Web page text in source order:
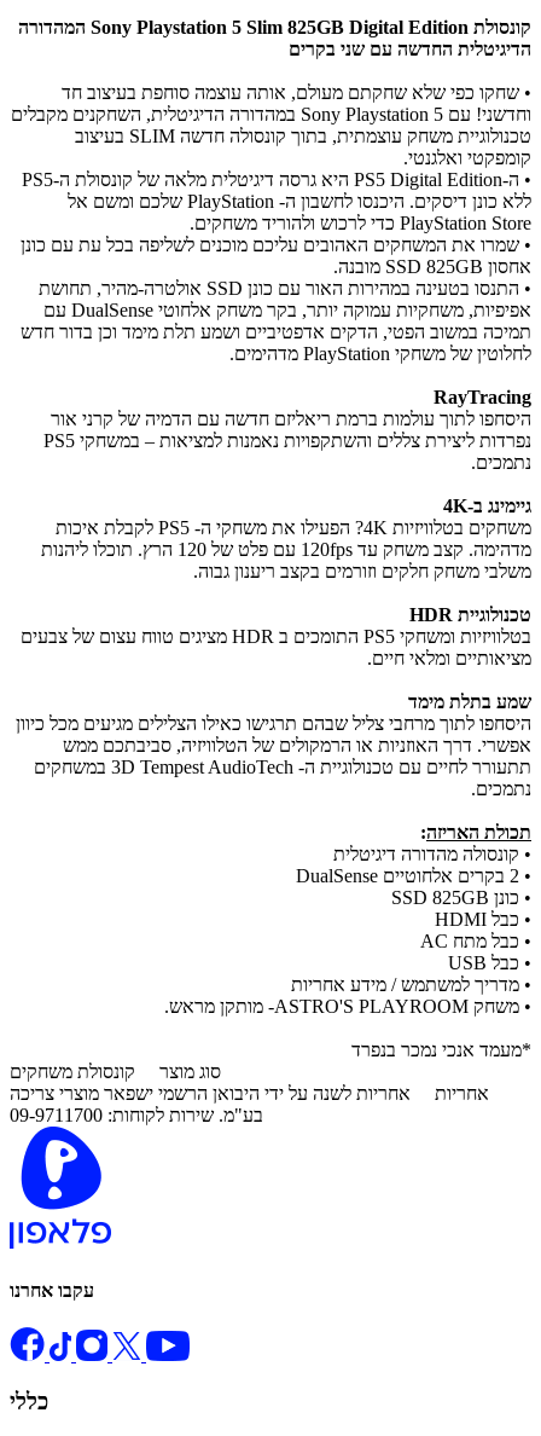
קונסולת Sony Playstation 5 Slim 825GB Digital Edition המהדורה
הדיגיטלית החדשה עם שני בקרים
• שחקו כפי שלא שחקתם מעולם, אותה עוצמה סוחפת בעיצוב חד
וחדשני! עם Sony Playstation 5
במהדורה הדיגיטלית, השחקנים מקבלים
טכנולוגיית משחק עוצמתית, בתוך קונסולה חדשה SLIM בעיצוב
קומפקטי ואלגנטי.
​• ה-PS5 Digital Edition היא גרסה דיגיטלית מלאה של קונסולת ה-PS5
ללא כונן דיסקים. היכנסו לחשבון ה- PlayStation שלכם ומשם אל
PlayStation Store כדי לרכוש ולהוריד משחקים.
• שמרו את המשחקים האהובים עליכם מוכנים לשליפה בכל עת עם כונן
אחסון SSD 825GB מובנה.
• התנסו בטעינה במהירות האור עם כונן SSD אולטרה-מהיר, תחושת
אפיפיות, משחקיות עמוקה יותר, בקר משחק אלחוטי DualSense‎ עם
תמיכה במשוב הפטי, הדקים אדפטיביים ושמע תלת מימד וכן בדור חדש
לחלוטין של משחקי PlayStation מדהימים.
RayTracing
היסחפו לתוך עולמות ברמת ריאליזם חדשה עם הדמיה של קרני אור
נפרדות ליצירת צללים והשתקפויות נאמנות למציאות – במשחקי PS5
נתמכים.
גיימינג ב-4K
משחקים בטלוויזיות 4K? הפעילו את משחקי ה- PS5 לקבלת איכות
מדהימה. קצב משחק עד 120fps עם פלט של 120 הרץ. תוכלו ליהנות
משלבי משחק חלקים וזורמים בקצב ריענון גבוה.
טכנולוגיית HDR
בטלוויזיות ומשחקי PS5 התומכים ב HDR מציגים טווח עצום של צבעים
מציאותיים ומלאי חיים.
שמע בתלת מימד
היסחפו לתוך מרחבי צליל שבהם תרגישו כאילו הצלילים מגיעים מכל כיוון
אפשרי. דרך האוזניות או הרמקולים של הטלוויזיה, סביבתכם ממש
תתעורר לחיים עם טכנולוגיית ה- 3D Tempest AudioTech במשחקים
נתמכים.
תכולת האריזה:
• קונסולה מהדורה דיגיטלית
• 2 בקרים אלחוטיים DualSense
• כונן SSD 825GB
• כבל HDMI
• כבל מתח AC
• כבל USB
• מדריך למשתמש / מידע אחריות
• משחק ASTRO'S PLAYROOM- מותקן מראש.
*מעמד אנכי נמכר בנפרד
סוג מוצר קונסולת משחקים
אחריות אחריות לשנה על ידי היבואן הרשמי ישפאר מוצרי צריכה
בע"מ. שירות לקוחות: 09-9711700
עקבו אחרנו
כללי